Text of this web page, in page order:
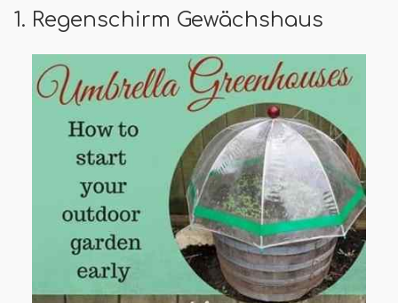
1. Regenschirm Gewächshaus